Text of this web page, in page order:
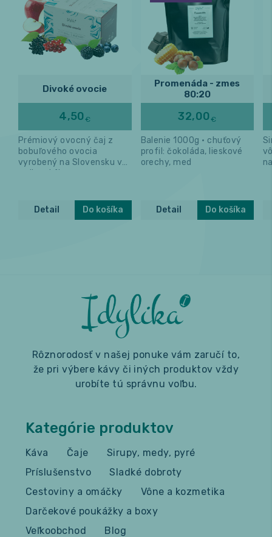
Divoké ovocie
4,50€
Prémiový ovocný čaj z
bobuľového ovocia
vyrobený na Slovensku v
rodinnej firme.
Detail Do košíka
Promenáda - zmes
80:20
32,00€
Balenie 1000g • chuťový
profil: čokoláda, lieskové
orechy, med
Detail Do košíka
Rôznorodosť v našej ponuke vám zaručí to,
že pri výbere kávy či iných produktov vždy
urobíte tú správnu voľbu.
Kategórie produktov
Káva Čaje
Sirupy, medy, pyré
Príslušenstvo
Sladké dobroty
Cestoviny a omáčky
Vône a kozmetika
Darčekové poukážky a boxy
Veľkoobchod
Blog